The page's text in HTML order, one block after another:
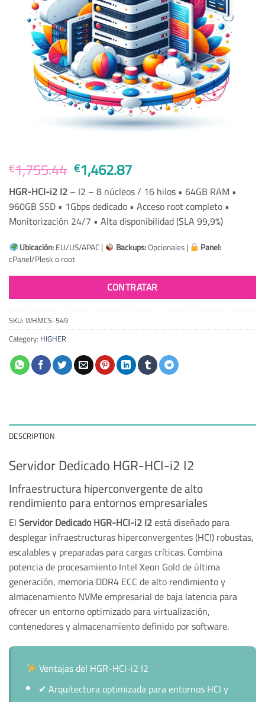
€1,755.44 Original
price
was:
€1,755.44.
€1,462.87Current
price
is:
€1,462.87.
HGR-HCI-i2 I2– I2 – 8 núcleos / 16 hilos • 64GB RAM •
960GB SSD • 1Gbps dedicado • Acceso root completo •
Monitorización 24/7 • Alta disponibilidad (SLA 99,9%)
Ubicación:EU/US/APAC | Backups:Opcionales | Panel:
cPanel/Plesk o root
CONTRATAR
SKU:WHMCS-549
Category: HIGHER
DESCRIPTION
Servidor Dedicado HGR-HCI-i2 I2
Infraestructura hiperconvergente de alto
rendimiento para entornos empresariales
ElServidor Dedicado HGR-HCI-i2 I2está diseñado para
desplegar infraestructuras hiperconvergentes (HCI) robustas,
escalables y preparadas para cargas críticas. Combina
potencia de procesamiento Intel Xeon Gold de última
generación, memoria DDR4 ECC de alto rendimiento y
almacenamiento NVMe empresarial de baja latencia para
ofrecer un entorno optimizado para virtualización,
contenedores y almacenamiento definido por software.
Ventajas del HGR-HCI-i2 I2
✔Arquitectura optimizada para entornos HCI y